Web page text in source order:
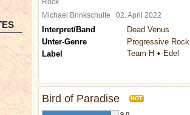
Michael Brinkschulte 02. April 2022
Interpret/Band
Dead Venus
Unter-Genre
Progressive Rock
Label
Team H Edel
Bird of Paradise HOT